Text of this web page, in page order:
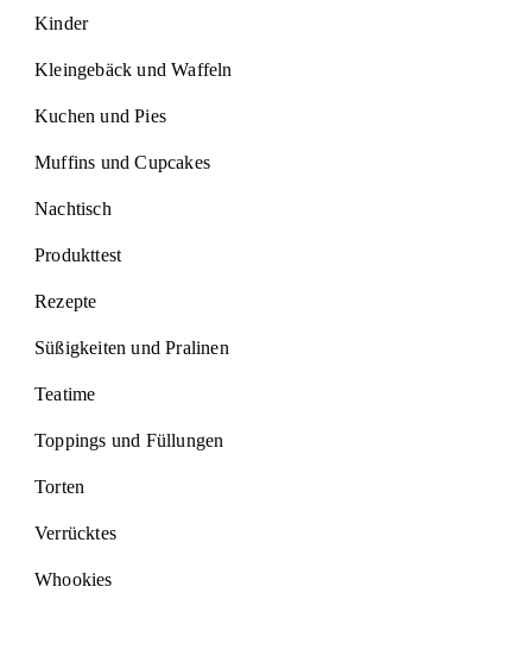
Kinder
Kleingebäck und Waffeln
Kuchen und Pies
Muffins und Cupcakes
Nachtisch
Produkttest
Rezepte
Süßigkeiten und Pralinen
Teatime
Toppings und Füllungen
Torten
Verrücktes
Whookies